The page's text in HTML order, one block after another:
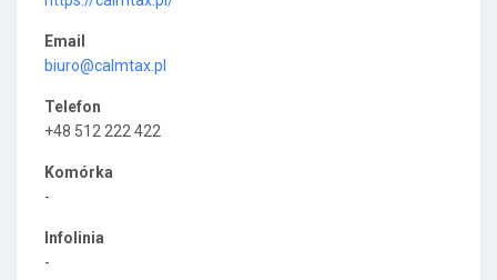
Email
biuro@calmtax.pl
Telefon
+48 512 222 422
Komórka
-
Infolinia
-